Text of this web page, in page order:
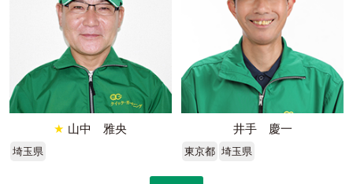
★ 山中 雅央
埼玉県
井手 慶一
東京都 埼玉県